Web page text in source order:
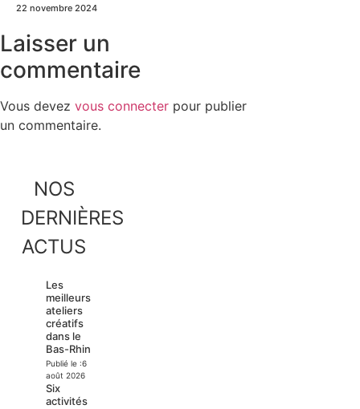
22 novembre 2024
Laisser un
commentaire
Vous devez vous connecter pour publier
un commentaire.
NOS
DERNIÈRES
ACTUS
Les
meilleurs
ateliers
créatifs
dans le
Bas-Rhin
Publié le :6
août 2026
Six
activités